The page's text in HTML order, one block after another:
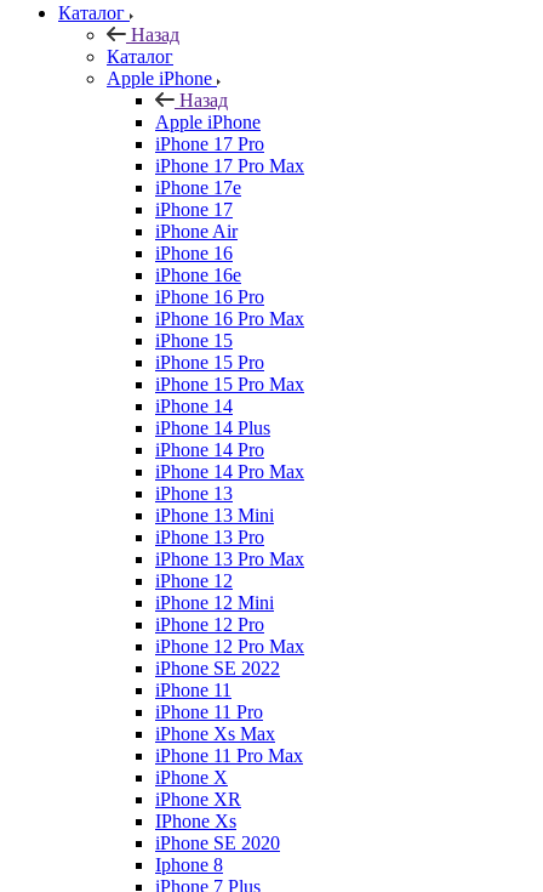
Каталог
Назад
Каталог
Apple iPhone
Назад
Apple iPhone
iPhone 17 Pro
iPhone 17 Pro Max
iPhone 17e
iPhone 17
iPhone Air
iPhone 16
iPhone 16e
iPhone 16 Pro
iPhone 16 Pro Max
iPhone 15
iPhone 15 Pro
iPhone 15 Pro Max
iPhone 14
iPhone 14 Plus
iPhone 14 Pro
iPhone 14 Pro Max
iPhone 13
iPhone 13 Mini
iPhone 13 Pro
iPhone 13 Pro Max
iPhone 12
iPhone 12 Mini
iPhone 12 Pro
iPhone 12 Pro Max
iPhone SE 2022
iPhone 11
iPhone 11 Pro
iPhone Xs Max
iPhone 11 Pro Max
iPhone X
iPhone XR
IPhone Xs
iPhone SE 2020
Iphone 8
iPhone 7 Plus